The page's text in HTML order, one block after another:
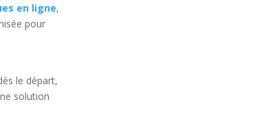
en ligne,
pour
le départ,
solution